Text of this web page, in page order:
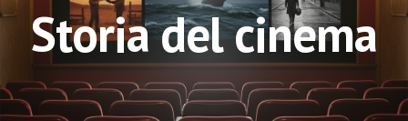
Storia del cinema